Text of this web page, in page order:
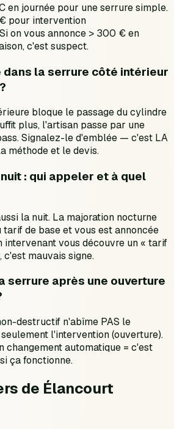
en journée pour une serrure simple.
pour intervention
on vous annonce > 300 € en
c'est suspect.
la serrure côté intérieur
bloque le passage du cylindre
plus, l'artisan passe par une
Signalez-le d'emblée — c'est LA
méthode et le devis.
: qui appeler et à quel
la nuit. La majoration nocturne
de base et vous est annoncée
intervenant vous découvre un « tarif
mauvais signe.
serrure après une ouverture
destructif n'abîme PAS le
l'intervention (ouverture).
changement automatique = c'est
ça fonctionne.
de Élancourt